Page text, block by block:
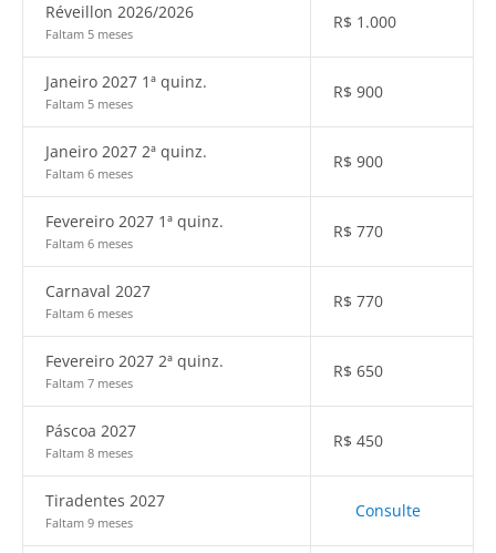
Réveillon 2026/2026
Faltam 5 meses
R$ 1.000
Janeiro 2027 1ª quinz.
Faltam 5 meses
R$ 900
Janeiro 2027 2ª quinz.
Faltam 6 meses
R$ 900
Fevereiro 2027 1ª quinz.
Faltam 6 meses
R$ 770
Carnaval 2027
Faltam 6 meses
R$ 770
Fevereiro 2027 2ª quinz.
Faltam 7 meses
R$ 650
Páscoa 2027
Faltam 8 meses
R$ 450
Tiradentes 2027
Faltam 9 meses
Consulte